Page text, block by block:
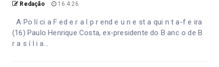
Redação 16.4.26
A Po lí ci a F ed e r a l p r end e u n e st a qui n t a-f e ira
(16) Paulo Henrique Costa, ex-presidente do B anc o de B
r a s í l i a...